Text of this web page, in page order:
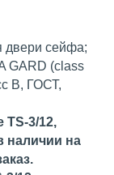
двери сейфа;
GARD (class
В, ГОСТ,
3/12,
наличии на